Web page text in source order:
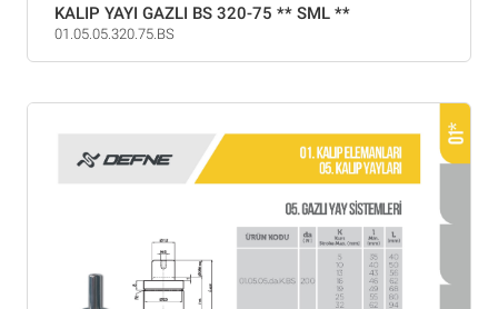
KALIP YAYI GAZLI BS 320-75 ** SML **
01.05.05.320.75.BS